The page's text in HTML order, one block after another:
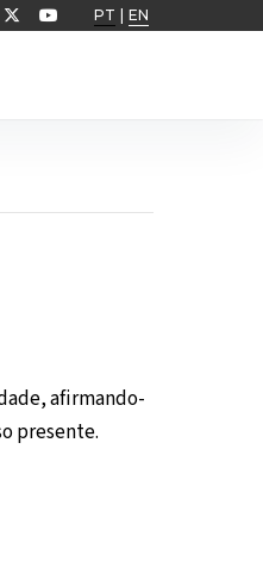
PT EN
afirmando-
presente.